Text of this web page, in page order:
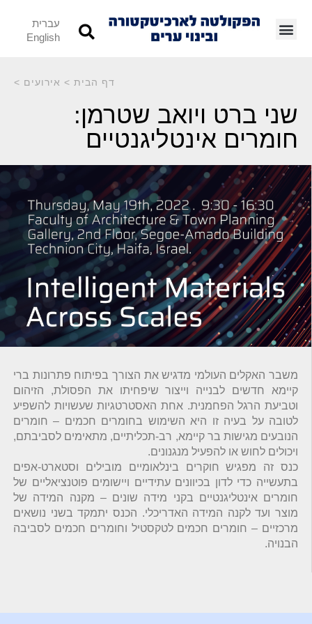
עברית
English
דף הבית > אירועים >
שני ברט ויואב שטרמן:
חומרים אינטליגנטיים
משבר האקלים העולמי מדגיש את הצורך בפיתוח פתרונות ברי
קיימא חדשים לבנייה וייצור שיפחיתו את הפסולת, הזיהום
וטביעת הרגל הפחמנית. אחת האסטרטגיות שעשויות להשפיע
לטובה על בעיה זו היא השימוש בחומרים חכמים – חומרים
הנובעים מגישות בר קיימא, רב-תכליתיים, מתאימים לסביבתם,
ויכולים לחוש או להפעיל מנגנונים.
כנס זה מפגיש חוקרים בינלאומיים מובילים וסטארט-אפים
בתעשייה כדי לדון בכיוונים עתידיים ויישומים פוטנציאליים של
חומרים אינטליגנטיים בקני מידה שונים – מקנה המידה של
מוצר ועד לקנה המידה האדריכלי. הכנס יתמקד בשני נושאים
מרכזיים – חומרים חכמים לטקסטיל וחומרים חכמים לסביבה
הבנויה.